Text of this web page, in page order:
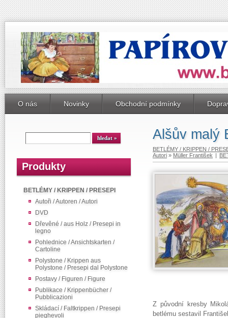
O nás Novinky Obchodní podmínky
Produkty
BETLÉMY / KRIPPEN / PRESEPI
Autoři / Autoren / Autori
DVD
Dřevěné / aus Holz / Presepi in
legno
Pohlednice / Ansichtskarten /
Cartoline
Polystone / Krippen aus
Polystone / Presepi dal Polystone
Postavy / Figuren / Figure
Publikace / Krippenbücher /
Pubblicazioni
Skládací / Faltkrippen / Presepi
pieghevoli
Alšův malý
BETLÉMY / KRIPPEN /
Autori » Müller František |
Z původní kresby
betlému sestavil